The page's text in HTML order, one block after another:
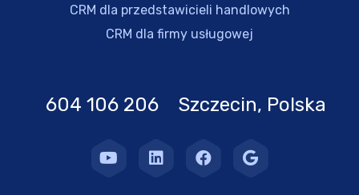
CRM dla przedstawicieli handlowych
CRM dla firmy usługowej
604 106 206 Szczecin, Polska